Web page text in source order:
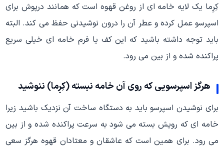
کِرِما یک لایه خامه ای از روغن قهوه است که همانند درپوش برای
اسپرسو عمل کرده و عطر آن را درون نوشیدنی حفظ می کند. البته
باید توجه داشته باشید که این کف یا فرم خامه ای خیلی سریع
پراکنده شده و از بین می رود.
هرگز اسپرسویی که روی آن خامه نبسته (کِرِما) ننوشید
برای نوشیدن اسپرسو باید به دستگاه ساخت آن نزدیک باشید زیرا
خامه ای که رویش بسته می شود به سرعت پراکنده شده و از بین
می رود. برای همین است که عاشقان و معتادان قهوه هرگز سعی